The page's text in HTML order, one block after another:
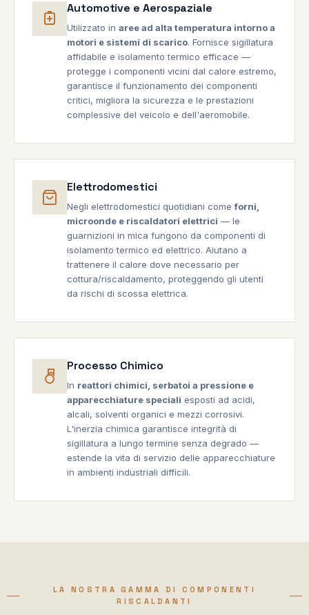
Automotive e Aerospaziale
Utilizzato in aree ad alta temperatura intorno a
motori e sistemi di scarico. Fornisce sigillatura
affidabile e isolamento termico efficace —
protegge i componenti vicini dal calore estremo,
garantisce il funzionamento dei componenti
critici, migliora la sicurezza e le prestazioni
complessive del veicolo e dell'aeromobile.
Elettrodomestici
Negli elettrodomestici quotidiani comeforni,
microonde e riscaldatori elettrici — le
guarnizioni in mica fungono da componenti di
isolamento termico ed elettrico. Aiutano a
trattenere il calore dove necessario per
cottura/riscaldamento, proteggendo gli utenti
da rischi di scossa elettrica.
Processo Chimico
In reattori chimici, serbatoi a pressione e
apparecchiature speciali esposti ad acidi,
alcali, solventi organici e mezzi corrosivi.
L'inerzia chimica garantisce integrità di
sigillatura a lungo termine senza degrado —
estende la vita di servizio delle apparecchiature
in ambienti industriali difficili.
LA NOSTRA GAMMA DI COMPONENTI
RISCALDANTI